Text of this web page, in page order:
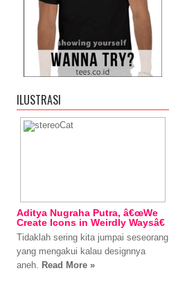
ILUSTRASI
Aditya Nugraha Putra, â€œWe
Create Icons in Weirdly Waysâ€
Tidaklah sering kita jumpai seseorang
yang mengakui kalau designnya
aneh. Read More »